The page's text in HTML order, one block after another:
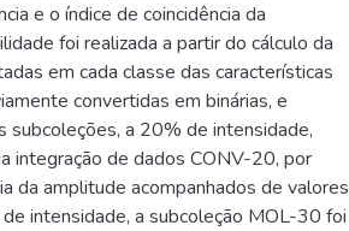
e o índice de coincidência da
foi realizada a partir do cálculo da
em cada classe das características
convertidas em binárias, e
subcoleções, a 20% de intensidade,
integração de dados CONV-20, por
da amplitude acompanhados de valores
intensidade, a subcoleção MOL-30 foi